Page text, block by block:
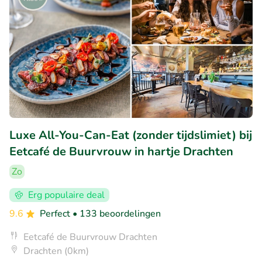
Luxe All-You-Can-Eat (zonder tijdslimiet) bij
Eetcafé de Buurvrouw in hartje Drachten
Zo
Erg populaire deal
9.6
Perfect • 133 beoordelingen
Eetcafé de Buurvrouw Drachten
Drachten (0km)